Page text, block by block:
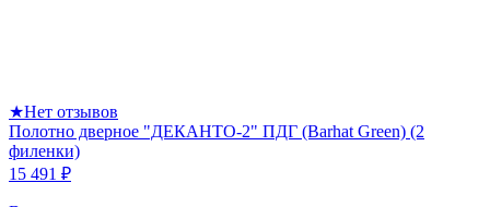
★Нет отзывов
Полотно дверное "ДЕКАНТО-2" ПДГ (Barhat Green) (2
филенки)
15 491 ₽